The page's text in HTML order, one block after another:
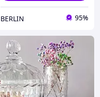
BERLIN 95%